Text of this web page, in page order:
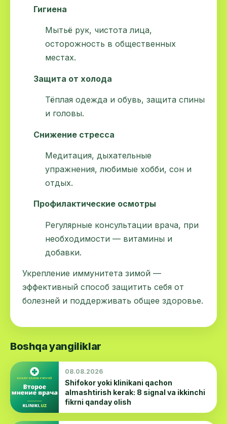
Гигиена
Мытьё рук, чистота лица,
осторожность в общественных
местах.
Защита от холода
Тёплая одежда и обувь, защита спины
и головы.
Снижение стресса
Медитация, дыхательные
упражнения, любимые хобби, сон и
отдых.
Профилактические осмотры
Регулярные консультации врача, при
необходимости — витамины и
добавки.
Укрепление иммунитета зимой —
эффективный способ защитить себя от
болезней и поддерживать общее здоровье.
Boshqa yangiliklar
08.08.2026
Shifokor yoki klinikani qachon
almashtirish kerak: 8 signal va ikkinchi
fikrni qanday olish